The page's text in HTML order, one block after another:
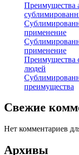
Преимущества
применение
применение
Преимущества
людей
преимущества
Свежие
Нет комментариев
Архивы